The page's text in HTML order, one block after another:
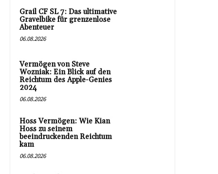
Grail CF SL 7: Das ultimative
Gravelbike für grenzenlose
Abenteuer
06.08.2026
Vermögen von Steve
Wozniak: Ein Blick auf den
Reichtum des Apple-Genies
2024
06.08.2026
Hoss Vermögen: Wie Kian
Hoss zu seinem
beeindruckenden Reichtum
kam
06.08.2026